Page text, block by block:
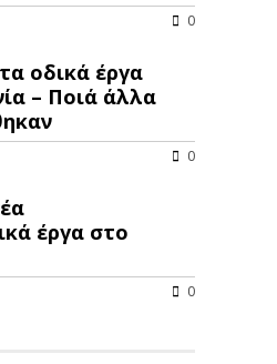
0
οδικά έργα
– Ποιά άλλα
0
έργα στο
0